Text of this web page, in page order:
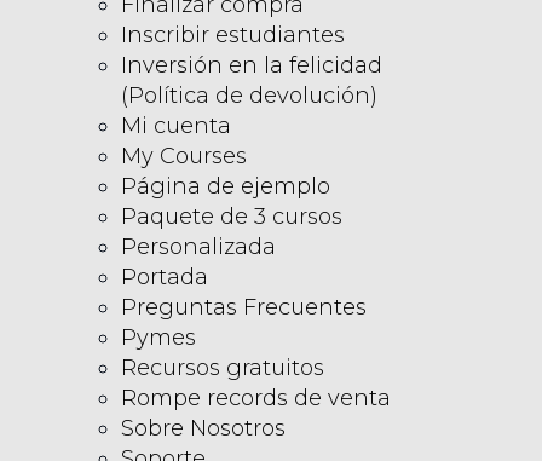
Inscribir estudiantes
Inversión en la felicidad
(Política de devolución)
Mi cuenta
My Courses
Página de ejemplo
Paquete de 3 cursos
Personalizada
Portada
Preguntas Frecuentes
Pymes
Recursos gratuitos
Rompe records de venta
Sobre Nosotros